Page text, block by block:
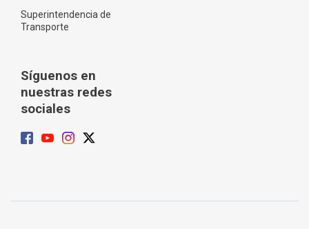
Superintendencia de
Transporte
Síguenos en
nuestras redes
sociales